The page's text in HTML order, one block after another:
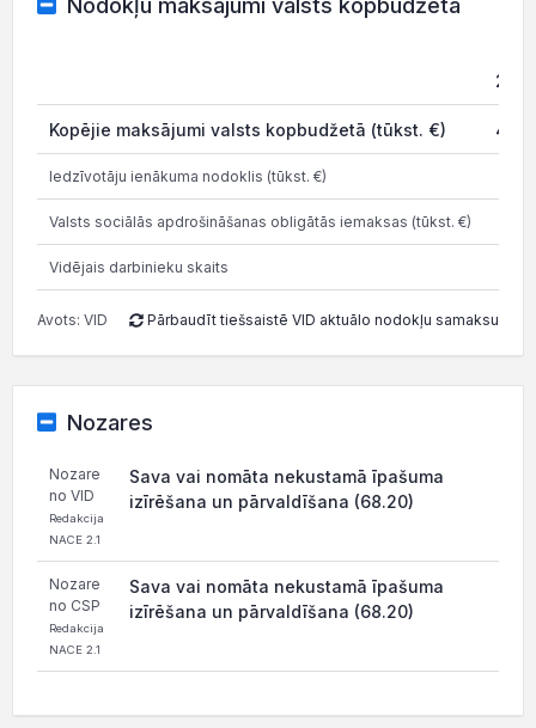
Nodokļu maksājumi valsts kopbudžetā
2025
Kopējie maksājumi valsts kopbudžetā (tūkst. €) 47.10
Iedzīvotāju ienākuma nodoklis (tūkst. €)
Valsts sociālās apdrošināšanas obligātās iemaksas (tūkst. €)
Vidējais darbinieku skaits
Avots: VID Pārbaudīt tiešsaistē VID aktuālo nodokļu samaksu
Nozares
Nozare
no VID
Redakcija
NACE 2.1
Sava vai nomāta nekustamā īpašuma
izīrēšana un pārvaldīšana (68.20)
Nozare
no CSP
Redakcija
NACE 2.1
Sava vai nomāta nekustamā īpašuma
izīrēšana un pārvaldīšana (68.20)